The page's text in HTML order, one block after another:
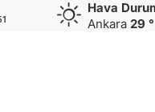
CHF
58,9979
Hava
Ankara 29 °